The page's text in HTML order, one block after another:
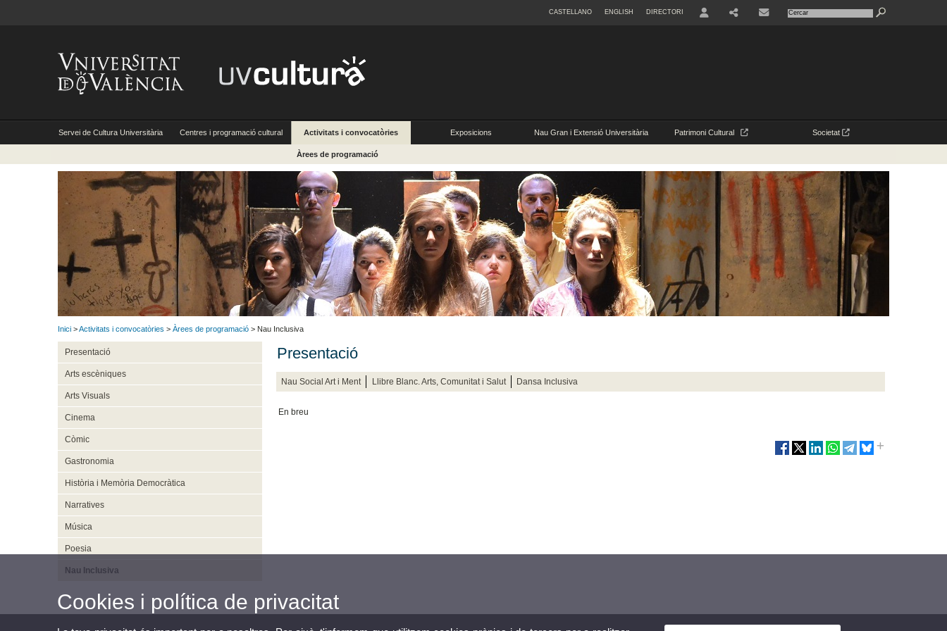
CASTELLANO ENGLISH DIRECTORI
Servei de Cultura Universitària Centres i programació cultural Activitats i convocatòries Exposicions Nau Gran i Extensió Universitària Patrimoni Cultural Societat
Àrees de programació
Inici >Activitats i convocatòries > Àrees de programació > Nau Inclusiva
Presentació
Arts escèniques
Arts Visuals
Cinema
Còmic
Gastronomia
Història i Memòria Democràtica
Narratives
Música
Poesia
Nau Inclusiva
Presentació
Nau Social Art i Ment Llibre Blanc. Arts, Comunitat i Salut Dansa Inclusiva
En breu
Cookies i política de privacitat